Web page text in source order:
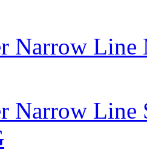
Narrow
Narrow